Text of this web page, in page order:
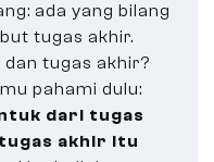
ada yang bilang
tugas akhir.
dan tugas akhir?
pahami dulu:
dari tugas
akhir itu